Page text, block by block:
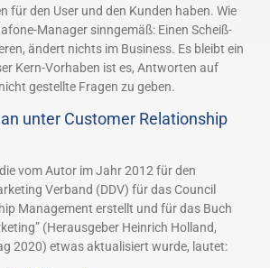
für den User und den Kunden haben. Wie
Manager sinngemäß: Einen Scheiß-
ändert nichts im Business. Es bleibt ein
Kern-Vorhaben ist es, Antworten auf
gestellte Fragen zu geben.
unter Customer Relationship
vom Autor im Jahr 2012 für den
Verband (DDV) für das Council
Management erstellt und für das Buch
(Herausgeber Heinrich Holland,
2020) etwas aktualisiert wurde, lautet: